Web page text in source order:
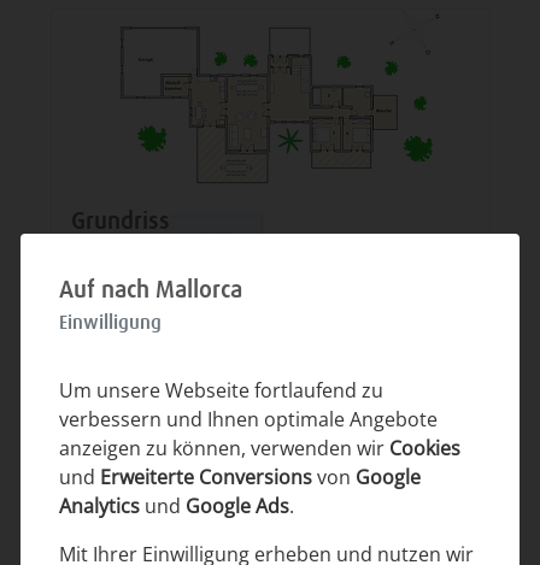
Grundriss
Preise
Auf nach Mallorca
Einwilligung
Um unsere Webseite fortlaufend zu
verbessern und Ihnen optimale Angebote
anzeigen zu können, verwenden wir Cookies
und Erweiterte Conversionsvon Google
Analytics und Google Ads.
Mit Ihrer Einwilligung erheben und nutzen wir